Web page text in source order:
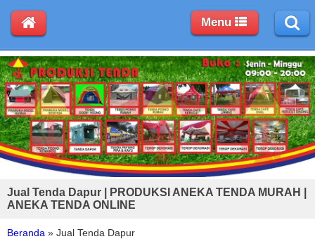
Jual Tenda Dapur | PRODUKSI ANEKA TENDA MURAH |
ANEKA TENDA ONLINE
Beranda » Jual Tenda Dapur
Menu